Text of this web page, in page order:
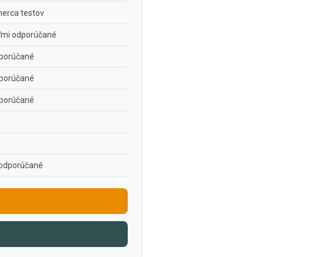
testov
odporúčané